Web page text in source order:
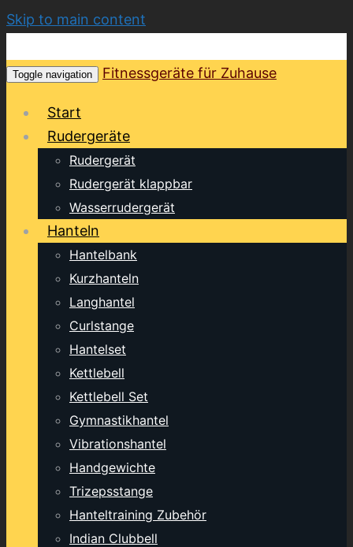
Skip to main content
Toggle navigation Fitnessgeräte für Zuhause
Start
Rudergeräte
Rudergerät
Rudergerät klappbar
Wasserrudergerät
Hanteln
Hantelbank
Kurzhanteln
Langhantel
Curlstange
Hantelset
Kettlebell
Kettlebell Set
Gymnastikhantel
Vibrationshantel
Handgewichte
Trizepsstange
Hanteltraining Zubehör
Indian Clubbell